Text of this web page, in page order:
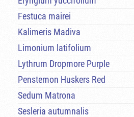
Festuca mairei
Kalimeris Madiva
Limonium latifolium
Lythrum Dropmore Purple
Penstemon Huskers Red
Sedum Matrona
Sesleria autumnalis